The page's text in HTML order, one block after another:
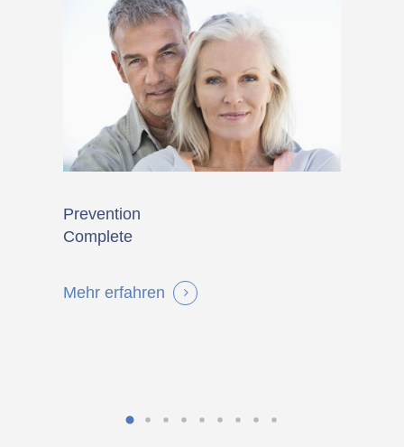
Prevention
Complete
Mehr erfahren